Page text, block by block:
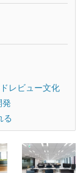
レビュー文化
発
る